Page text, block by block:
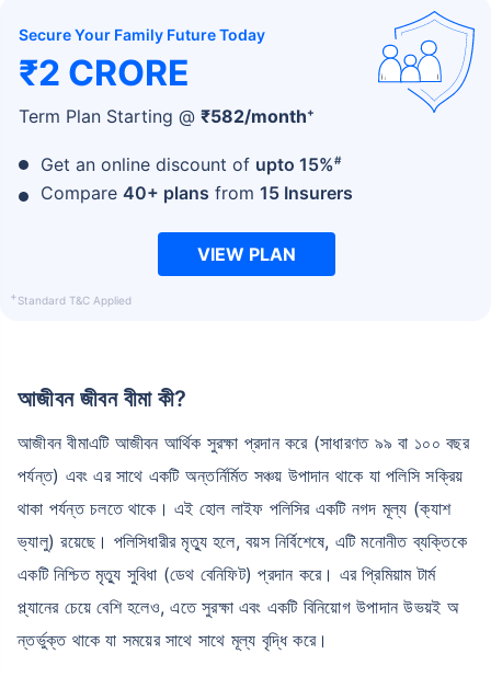
Secure Your Family Future Today
₹2 CRORE
Term Plan Starting @ ₹582/month+
Get an online discount of upto 15%#
Compare 40+ plans from 15 Insurers
VIEW PLAN
+Standard T&C Applied
আজীবন জীবন বীমা কী?
আজীবন বীমাএটি আজীবন আর্থিক সুরক্ষা প্রদান করে (সাধারণত ৯৯ বা ১০০ বছর
পর্যন্ত) এবং এর সাথে একটি অন্তর্নির্মিত সঞ্চয় উপাদান থাকে যা পলিসি সক্রিয়
থাকা পর্যন্ত চলতে থাকে। এই হোল লাইফ পলিসির একটি নগদ মূল্য (ক্যাশ
ভ্যালু) রয়েছে। পলিসিধারীর মৃত্যু হলে, বয়স নির্বিশেষে, এটি মনোনীত ব্যক্তিকে
একটি নিশ্চিত মৃত্যু সুবিধা (ডেথ বেনিফিট) প্রদান করে। এর প্রিমিয়াম টার্ম
প্ল্যানের চেয়ে বেশি হলেও, এতে সুরক্ষা এবং একটি বিনিয়োগ উপাদান উভয়ই অ
ন্তর্ভুক্ত থাকে যা সময়ের সাথে সাথে মূল্য বৃদ্ধি করে।